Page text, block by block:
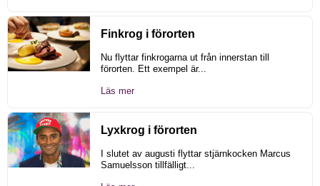
Finkrog i förorten
Nu flyttar finkrogarna ut från innerstan till
förorten. Ett exempel är...
Läs mer
Lyxkrog i förorten
I slutet av augusti flyttar stjärnkocken Marcus
Samuelsson tillfälligt...